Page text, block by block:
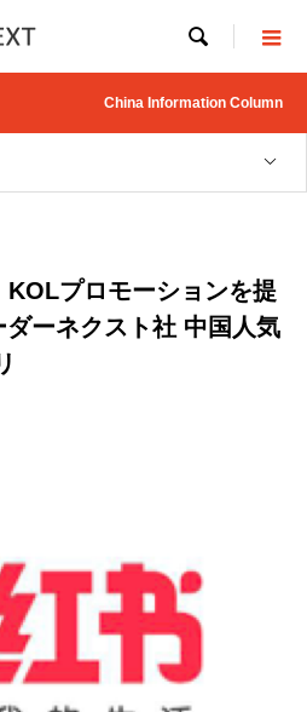

China Information Column
KOLプロモーションを提
ーネクスト社 中国人気